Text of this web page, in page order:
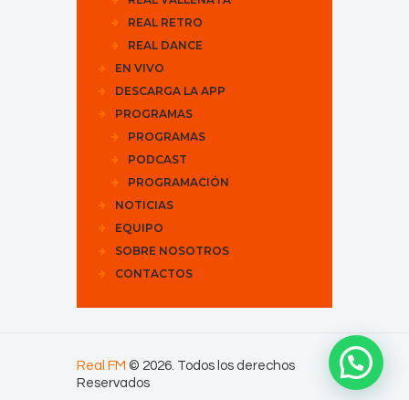
REAL RETRO
REAL DANCE
EN VIVO
DESCARGA LA APP
PROGRAMAS
PROGRAMAS
PODCAST
PROGRAMACIÓN
NOTICIAS
EQUIPO
SOBRE NOSOTROS
CONTACTOS
Real FM © 2026. Todos los derechos
Reservados